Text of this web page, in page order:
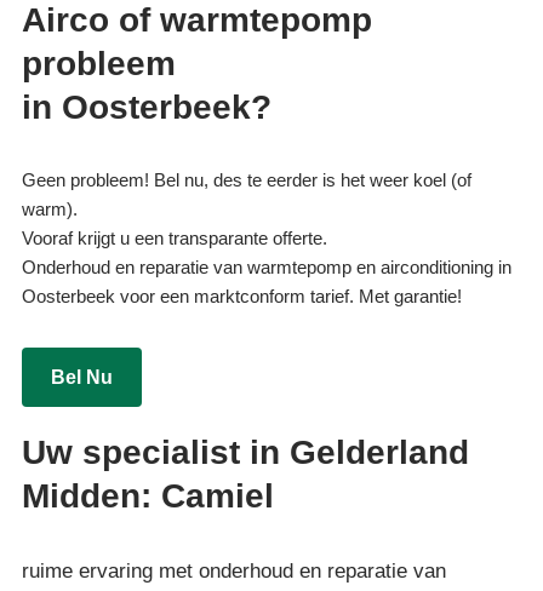
Airco of warmtepomp
probleem
in Oosterbeek?
Geen probleem! Bel nu, des te eerder is het weer koel (of
warm).
Vooraf krijgt u een transparante offerte.
Onderhoud en reparatie van warmtepomp en airconditioning in
Oosterbeek voor een marktconform tarief. Met garantie!
Bel Nu
Uw specialist in Gelderland
Midden: Camiel
ruime ervaring met onderhoud en reparatie van